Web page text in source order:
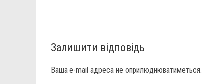
Залишити відповідь
Ваша e-mail адреса не оприлюднюватиметься.